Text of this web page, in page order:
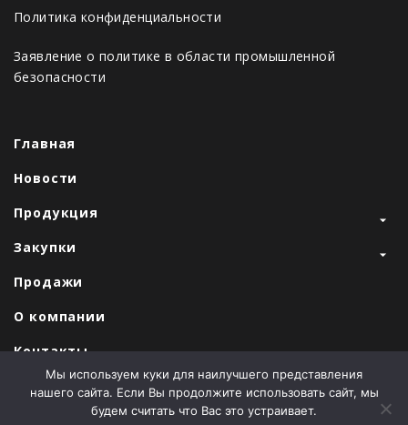
Политика конфиденциальности
Заявление о политике в области промышленной
безопасности
Главная
Новости
Продукция
Закупки
Продажи
О компании
Контакты
Наши партнеры
Мы используем куки для наилучшего представления
нашего сайта. Если Вы продолжите использовать сайт, мы
будем считать что Вас это устраивает.